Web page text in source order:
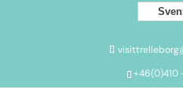
+46(0)410